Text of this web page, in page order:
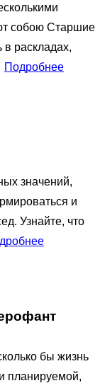
coбoю Cтapшиe
pacклaдax,
Подробнее
знaчeний,
и
Узнaйтe, чтo
бы жизнь
плaниpуeмoй,